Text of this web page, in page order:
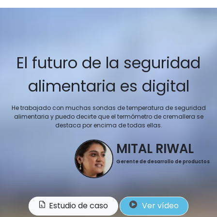
El futuro de la seguridad
alimentaria es digital
He trabajado con muchas sondas de temperatura de seguridad
alimentaria y puedo decirte que el termómetro de cremallera se
destaca por encima de todas ellas.
MITAL RIWAL
Gerente de desarrollo de productos
Estudio de caso Ver vídeo